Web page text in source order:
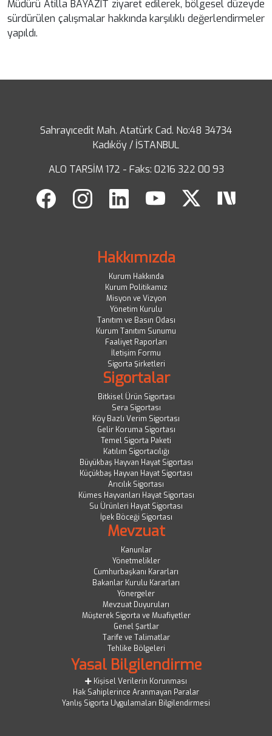
Müdürü Atilla BAYAZIT ziyaret edilerek, bölgesel düzeyde
sürdürülen çalışmalar hakkında karşılıklı değerlendirmeler
yapıldı.
Sahrayıcedit Mah. Atatürk Cad. No:48 34734
Kadıköy / İSTANBUL
ALO TARSİM 172 - Faks: 0216 322 00 93
Hakkımızda
Kurum Hakkında
Kurum Politikamız
Misyon ve Vizyon
Yönetim Kurulu
Tanıtım ve Basın Odası
Kurum Tanıtım Sunumu
Faaliyet Raporları
İletişim Formu
Sigorta Şirketleri
Sigortalar
Bitkisel Ürün Sigortası
Sera Sigortası
Köy Bazlı Verim Sigortası
Gelir Koruma Sigortası
Temel Sigorta Paketi
Katılım Sigortacılığı
Büyükbaş Hayvan Hayat Sigortası
Küçükbaş Hayvan Hayat Sigortası
Arıcılık Sigortası
Kümes Hayvanları Hayat Sigortası
Su Ürünleri Hayat Sigortası
İpek Böceği Sigortası
Mevzuat
Kanunlar
Yönetmelikler
Cumhurbaşkanı Kararları
Bakanlar Kurulu Kararları
Yönergeler
Mevzuat Duyuruları
Müşterek Sigorta ve Muafiyetler
Genel Şartlar
Tarife ve Talimatlar
Tehlike Bölgeleri
Yasal Bilgilendirme
Kişisel Verilerin Korunması
Hak Sahiplerince Aranmayan Paralar
Yanlış Sigorta Uygulamaları Bilgilendirmesi